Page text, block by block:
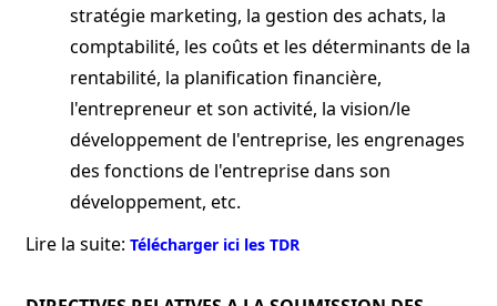
stratégie marketing, la gestion des achats, la
comptabilité, les coûts et les déterminants de la
rentabilité, la planification financière,
l'entrepreneur et son activité, la vision/le
développement de l'entreprise, les engrenages
des fonctions de l'entreprise dans son
développement, etc.
Lire la suite: Télécharger ici les TDR